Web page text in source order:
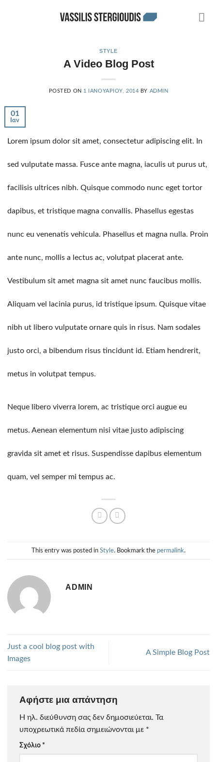
STYLE
A Video Blog Post
POSTED ON 1 ΙΑΝΟΥΑΡΊΟΥ, 2014 BY ADMIN
01
Ιαν
Lorem ipsum dolor sit amet, consectetur adipiscing elit. In
sed vulputate massa. Fusce ante magna, iaculis ut purus ut,
facilisis ultrices nibh. Quisque commodo nunc eget tortor
dapibus, et tristique magna convallis. Phasellus egestas
nunc eu venenatis vehicula. Phasellus et magna nulla. Proin
ante nunc, mollis a lectus ac, volutpat placerat ante.
Vestibulum sit amet magna sit amet nunc faucibus mollis.
Aliquam vel lacinia purus, id tristique ipsum. Quisque vitae
nibh ut libero vulputate ornare quis in risus. Nam sodales
justo orci, a bibendum risus tincidunt id. Etiam hendrerit,
metus in volutpat tempus.
Neque libero viverra lorem, ac tristique orci augue eu
metus. Aenean elementum nisi vitae justo adipiscing
gravida sit amet et risus. Suspendisse dapibus elementum
quam, vel semper mi tempus ac.
This entry was posted in Style. Bookmark the permalink.
ADMIN
Just a cool blog post with
Images
A Simple Blog Post
Αφήστε μια απάντηση
Η ηλ. διεύθυνση σας δεν δημοσιεύεται. Τα
υποχρεωτικά πεδία σημειώνονται με *
Σχόλιο *